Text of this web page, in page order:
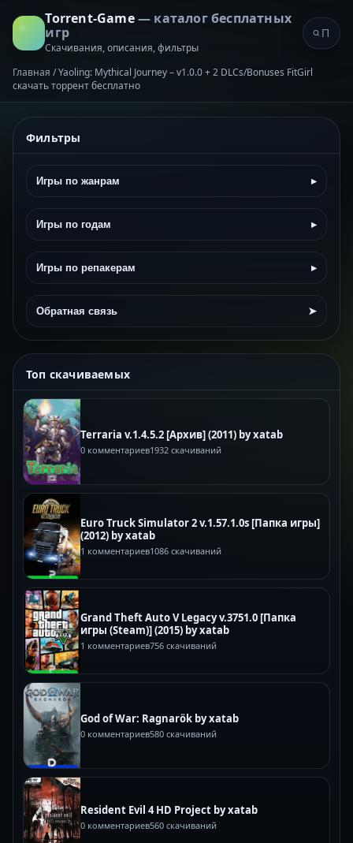
Torrent-Game— каталог бесплатных
игр
Скачивания, описания, фильтры
Главная /Yaoling: Mythical Journey – v1.0.0 + 2 DLCs/Bonuses FitGirl
скачать торрент бесплатно
Фильтры
Игры по жанрам ▸
Игры по годам ▸
Игры по репакерам ▸
Обратная связь ➤
Топ скачиваемых
Terraria v.1.4.5.2 [Архив] (2011) by xatab
0 комментариев1932 скачиваний
Euro Truck Simulator 2 v.1.57.1.0s [Папка игры]
(2012) by xatab
1 комментариев1086 скачиваний
Grand Theft Auto V Legacy v.3751.0 [Папка
игры (Steam)] (2015) by xatab
1 комментариев756 скачиваний
God of War: Ragnarök by xatab
0 комментариев580 скачиваний
Resident Evil 4 HD Project by xatab
0 комментариев560 скачиваний